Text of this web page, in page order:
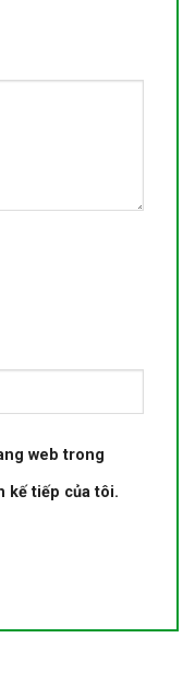
web trong
kế tiếp của tôi.